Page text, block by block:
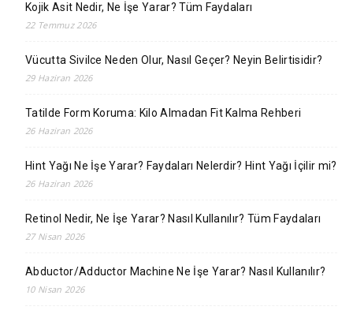
Kojik Asit Nedir, Ne İşe Yarar? Tüm Faydaları
22 Temmuz 2026
Vücutta Sivilce Neden Olur, Nasıl Geçer? Neyin Belirtisidir?
29 Haziran 2026
Tatilde Form Koruma: Kilo Almadan Fit Kalma Rehberi
26 Haziran 2026
Hint Yağı Ne İşe Yarar? Faydaları Nelerdir? Hint Yağı İçilir mi?
26 Haziran 2026
Retinol Nedir, Ne İşe Yarar? Nasıl Kullanılır? Tüm Faydaları
27 Nisan 2026
Abductor/Adductor Machine Ne İşe Yarar? Nasıl Kullanılır?
10 Nisan 2026